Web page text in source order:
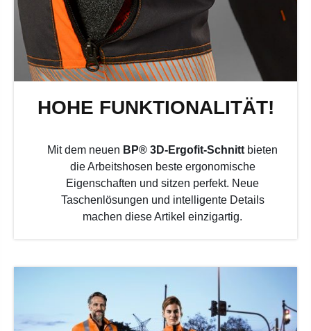
HOHE FUNKTIONALITÄT!
Mit dem neuen BP® 3D-Ergofit-Schnitt bieten
die Arbeitshosen beste ergonomische
Eigenschaften und sitzen perfekt. Neue
Taschenlösungen und intelligente Details
machen diese Artikel einzigartig.